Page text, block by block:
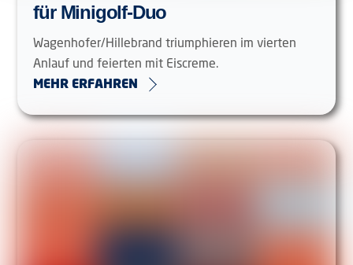
für Minigolf-Duo
Wagenhofer/Hillebrand triumphieren im vierten
Anlauf und feierten mit Eiscreme.
MEHR ERFAHREN